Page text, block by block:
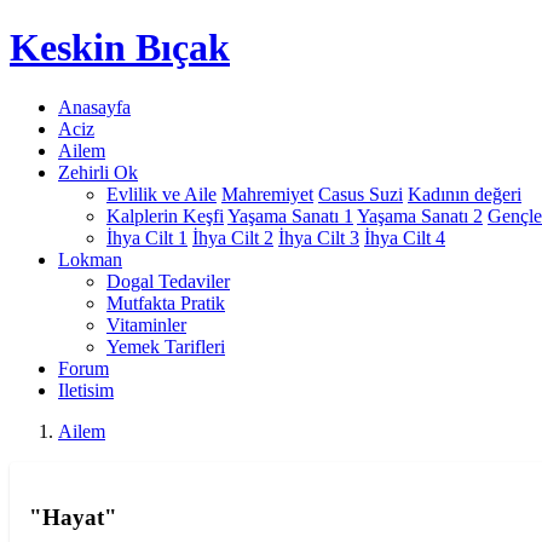
Keskin Bıçak
Anasayfa
Aciz
Ailem
Zehirli Ok
Evlilik ve Aile Mahremiyet Casus Suzi Kadının değeri
Kalplerin Keşfi Yaşama Sanatı 1 Yaşama Sanatı 2
İhya Cilt 1 İhya Cilt 2 İhya Cilt 3 İhya Cilt 4
Lokman
Dogal Tedaviler
Mutfakta Pratik
Vitaminler
Yemek Tarifleri
Forum
Iletisim
Ailem
"Hayat"